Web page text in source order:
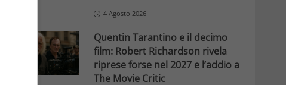
4 Agosto 2026
Quentin Tarantino e il decimo
film: Robert Richardson rivela
riprese forse nel 2027 e l’addio a
The Movie Critic